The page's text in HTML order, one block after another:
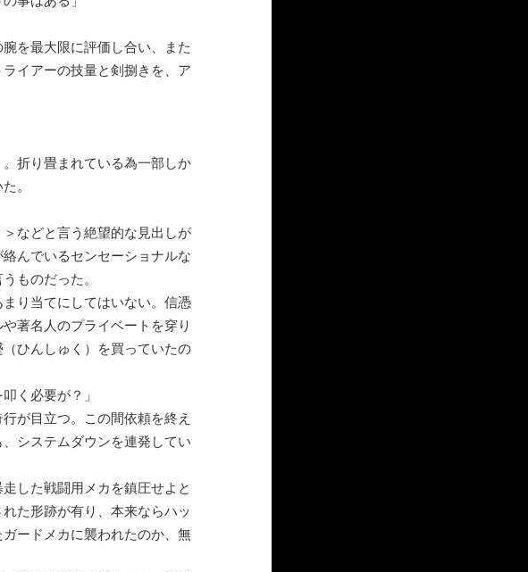
を最大限に評価し合い、また
イアーの技量と剣捌きを、ア
折り畳まれている為一部しか
。
などと言う絶望的な見出しが
んでいるセンセーショナルな
ものだった。
り当てにしてはいない。信憑
著名人のプライベートを穿り
ひんしゅく）を買っていたの
く必要が？」
が目立つ。この間依頼を終え
システムダウンを連発してい
した戦闘用メカを鎮圧せよと
た形跡が有り、本来ならハッ
ードメカに襲われたのか、無